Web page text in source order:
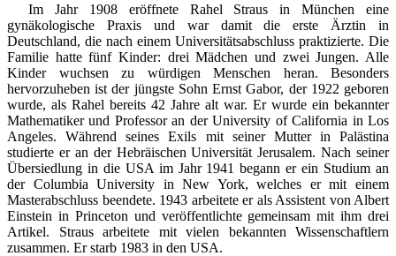
Im Jahr 1908 eröffnete Rahel Straus in München eine
gynäkologische Praxis und war damit die erste Ärztin in
Deutschland, die nach einem Universitätsabschluss praktizierte. Die
Familie hatte fünf Kinder: drei Mädchen und zwei Jungen. Alle
Kinder wuchsen zu würdigen Menschen heran. Besonders
hervorzuheben ist der jüngste Sohn Ernst Gabor, der 1922 geboren
wurde, als Rahel bereits 42 Jahre alt war. Er wurde ein bekannter
Mathematiker und Professor an der University of California in Los
Angeles. Während seines Exils mit seiner Mutter in Palästina
studierte er an der Hebräischen Universität Jerusalem. Nach seiner
Übersiedlung in die USA im Jahr 1941 begann er ein Studium an
der Columbia University in New York, welches er mit einem
Masterabschluss beendete. 1943 arbeitete er als Assistent von Albert
Einstein in Princeton und veröffentlichte gemeinsam mit ihm drei
Artikel. Straus arbeitete mit vielen bekannten Wissenschaftlern
zusammen. Er starb 1983 in den USA.